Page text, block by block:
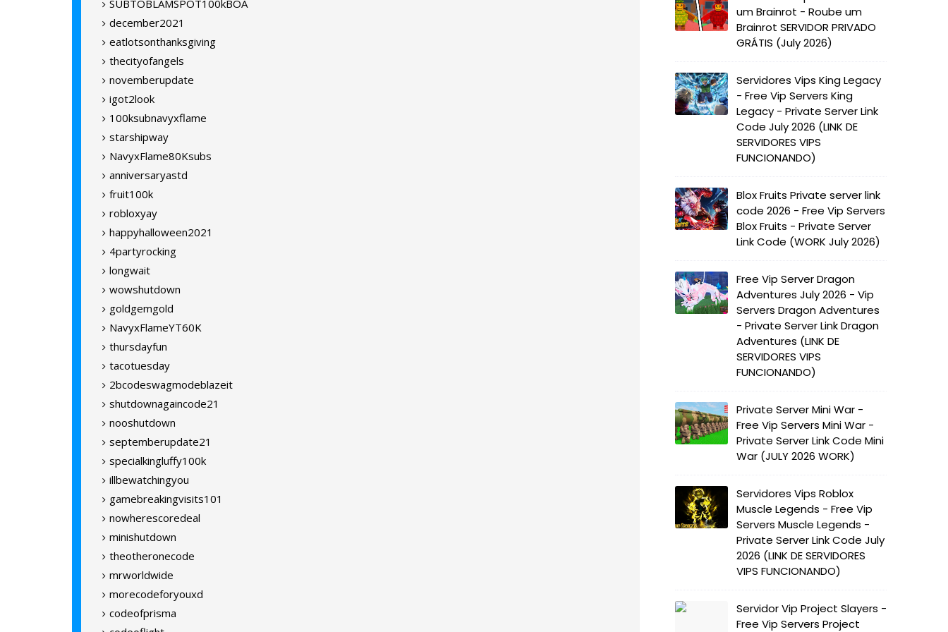
SUBTOBLAMSPOT100kBOA
december2021
eatlotsonthanksgiving
thecityofangels
novemberupdate
igot2look
100ksubnavyxflame
starshipway
NavyxFlame80Ksubs
anniversaryastd
fruit100k
robloxyay
happyhalloween2021
4partyrocking
longwait
wowshutdown
goldgemgold
NavyxFlameYT60K
thursdayfun
tacotuesday
2bcodeswagmodeblazeit
shutdownagaincode21
nooshutdown
septemberupdate21
specialkingluffy100k
illbewatchingyou
gamebreakingvisits101
nowherescoredeal
minishutdown
theotheronecode
mrworldwide
morecodeforyouxd
codeofprisma
um Brainrot - Roube um
Brainrot SERVIDOR PRIVADO
GRÁTIS (July 2026)
Servidores Vips King Legacy
- Free Vip Servers King
Legacy - Private Server Link
Code July 2026 (LINK DE
SERVIDORES VIPS
FUNCIONANDO)
Blox Fruits Private server link
code 2026 - Free Vip Servers
Blox Fruits - Private Server
Link Code (WORK July 2026)
Free Vip Server Dragon
Adventures July 2026 - Vip
Servers Dragon Adventures
- Private Server Link Dragon
Adventures (LINK DE
SERVIDORES VIPS
FUNCIONANDO)
Private Server Mini War -
Free Vip Servers Mini War -
Private Server Link Code Mini
War (JULY 2026 WORK)
Servidores Vips Roblox
Muscle Legends - Free Vip
Servers Muscle Legends -
Private Server Link Code July
2026 (LINK DE SERVIDORES
VIPS FUNCIONANDO)
Servidor Vip Project Slayers -
Free Vip Servers Project